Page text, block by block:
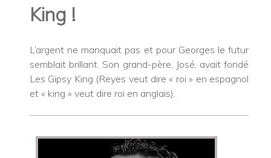
King !
L’argent ne manquait pas et pour Georges le futur
semblait brillant. Son grand-père, José, avait fondé
Les Gipsy King (Reyes veut dire « roi » en espagnol
et « king » veut dire roi en anglais).